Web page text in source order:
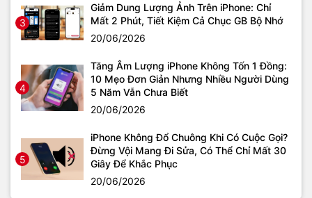
3
Giảm Dung Lượng Ảnh Trên iPhone: Chỉ
Mất 2 Phút, Tiết Kiệm Cả Chục GB Bộ Nhớ
20/06/2026
4
Tăng Âm Lượng iPhone Không Tốn 1 Đồng:
10 Mẹo Đơn Giản Nhưng Nhiều Người Dùng
5 Năm Vẫn Chưa Biết
20/06/2026
5
iPhone Không Đổ Chuông Khi Có Cuộc Gọi?
Đừng Vội Mang Đi Sửa, Có Thể Chỉ Mất 30
Giây Để Khắc Phục
20/06/2026